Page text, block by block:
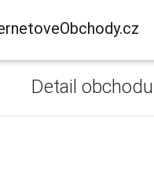
Detail obchodu